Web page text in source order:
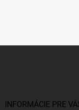
INFORMÁCIE PRE